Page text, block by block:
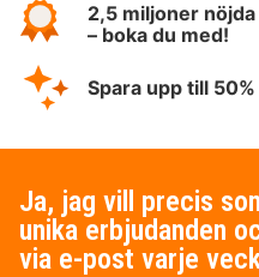
2,5 miljoner
– boka du med!
Spara upp till
Ja, jag vill precis
unika erbjudanden
via e-post varje